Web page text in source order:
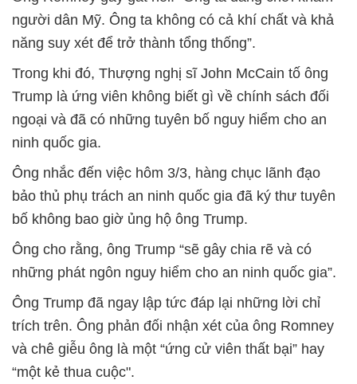
người dân Mỹ. Ông ta không có cả khí chất và khả
năng suy xét để trở thành tổng thống”.
Trong khi đó, Thượng nghị sĩ John McCain tố ông
Trump là ứng viên không biết gì về chính sách đối
ngoại và đã có những tuyên bố nguy hiểm cho an
ninh quốc gia.
Ông nhắc đến việc hôm 3/3, hàng chục lãnh đạo
bảo thủ phụ trách an ninh quốc gia đã ký thư tuyên
bố không bao giờ ủng hộ ông Trump.
Ông cho rằng, ông Trump “sẽ gây chia rẽ và có
những phát ngôn nguy hiểm cho an ninh quốc gia”.
Ông Trump đã ngay lập tức đáp lại những lời chỉ
trích trên. Ông phản đối nhận xét của ông Romney
và chê giễu ông là một “ứng cử viên thất bại” hay
“một kẻ thua cuộc".